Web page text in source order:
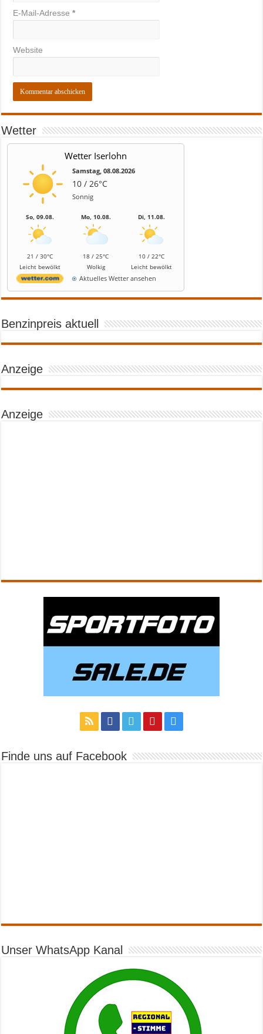
E-Mail-Adresse*
Website
Wetter
Wetter Iserlohn
Samstag, 08.08.2026
10 / 26°C
Sonnig
So, 09.08.
21 / 30°C
Leicht bewölkt
Mo, 10.08.
18 / 25°C
Wolkig
Di, 11.08.
10 / 22°C
Leicht bewölkt
Aktuelles Wetter ansehen
Benzinpreis aktuell
Anzeige
Anzeige
Finde uns auf Facebook
Unser WhatsApp Kanal